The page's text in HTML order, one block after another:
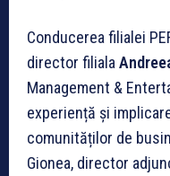
Conducerea filialei
director filiala
Management &
experiență și
comunităților de
Gionea, director